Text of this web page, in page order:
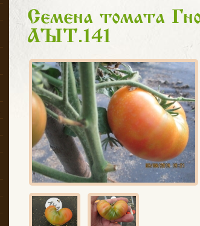
Семена томата
ART.141